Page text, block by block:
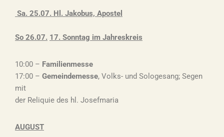
Sa. 25.07. Hl. Jakobus, Apostel
So 26.07. 17. Sonntag im Jahreskreis
10:00 – Familienmesse
17:00 – Gemeindemesse, Volks- und Sologesang; Segen
mit
der Reliquie des hl. Josefmaria
AUGUST